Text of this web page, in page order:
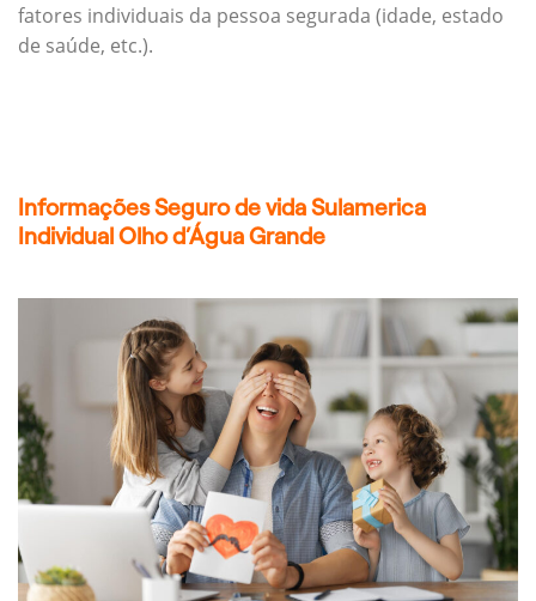
fatores individuais da pessoa segurada (idade, estado
de saúde, etc.).
Informações Seguro de vida Sulamerica
Individual Olho d’Água Grande